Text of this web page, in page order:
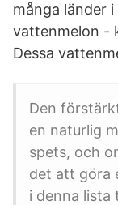
många länder
vattenmelon -
Dessa
Den
en naturlig
spets, och
det att göra
i denna lista